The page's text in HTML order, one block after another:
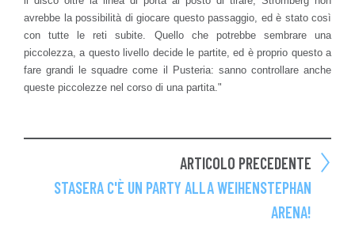
avrebbe la possibilità di giocare questo passaggio, ed è stato così
con tutte le reti subite. Quello che potrebbe sembrare una
piccolezza, a questo livello decide le partite, ed è proprio questo a
fare grandi le squadre come il Pusteria: sanno controllare anche
queste piccolezze nel corso di una partita."
ARTICOLO PRECEDENTE
STASERA C'È UN PARTY ALLA WEIHENSTEPHAN
ARENA!